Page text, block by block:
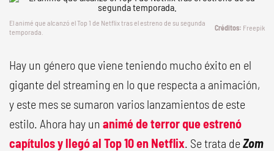
El animé que alcanzó el Top 1 de Netflix tras el estreno de su segunda
temporada.
Freepik
Hay un género que viene teniendo mucho éxito en el
gigante del streaming en lo que respecta a animación,
y este mes se sumaron varios lanzamientos de este
estilo. Ahora hay un animé de terror que estrenó
capítulos y llegó al Top 10 en Netflix. Se trata deZom